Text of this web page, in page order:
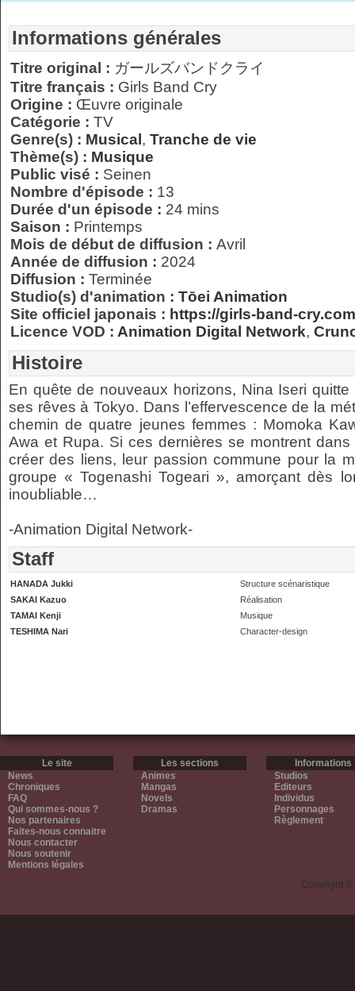
Informations générales
Titre original : ガールズバンドクライ
Titre français : Girls Band Cry
Origine : Œuvre originale
Catégorie : TV
Genre(s) : Musical , Tranche de vie
Thème(s) : Musique
Public visé : Seinen
Nombre d'épisode : 13
Durée d'un épisode : 24 mins
Saison : Printemps
Mois de début de diffusion : Avril
Année de diffusion : 2024
Diffusion : Terminée
Studio(s) d'animation : Tōei Animation
Site officiel japonais : https://girls-band-
Licence VOD : Animation Digital Network,
Histoire
En quête de nouveaux horizons, Nina Iseri
ses rêves à Tokyo. Dans l’effervescence de la
chemin de quatre jeunes femmes : Momoka
Awa et Rupa. Si ces dernières se montrent
créer des liens, leur passion commune pour la
groupe « Togenashi Togeari », amorçant dès
inoubliable…
-Animation Digital Network-
Staff
HANADA Jukki
Structure scénaristique
SAKAI Kazuo
Réalisation
TAMAI Kenji
Musique
TESHIMA Nari
Character-design
Le site
News
Chroniques
FAQ
Qui sommes-nous ?
Nos partenaires
Faites-nous connaitre
Nous contacter
Nous soutenir
Mentions légales
Les sections
Animes
Mangas
Novels
Dramas
Informations
Studios
Editeurs
Individus
Personnages
Règlement
Copyright ©